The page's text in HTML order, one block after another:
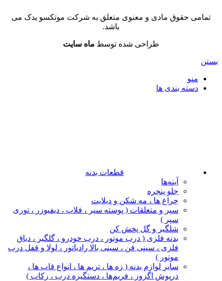
تمامی حقوق مادی و معنوی متعلق به شرکت موتکسو یدک می
باشد.
طراحی شده توسط ماه سایت
بستن
منو
دسته بندی ها
قطعات بدنه
آینه‌ها
جلو پنجره
چراغ‌ ها ، مه‌ شکن و دیلایت
سپر و متعلقات ( پوسته سپر ، فلاپ ، دیفیوزر ، توری
سپر )
شلگیر و گل‌ پخش‌ کن
بدنه فلزی ( درب موتور ، درب خودرو ، گلگیر ، دیاق
فلزی ، سینی فن ، سینی بالا رادیاتور ، لولا و قفل درب
موتور )
سایر لوازم بدنه ( زه ها ، تریم ها ، انواع قاب ها ،
درپوش اگزوز ، فریم‌ها ، دستگیره درب ، رکاب )